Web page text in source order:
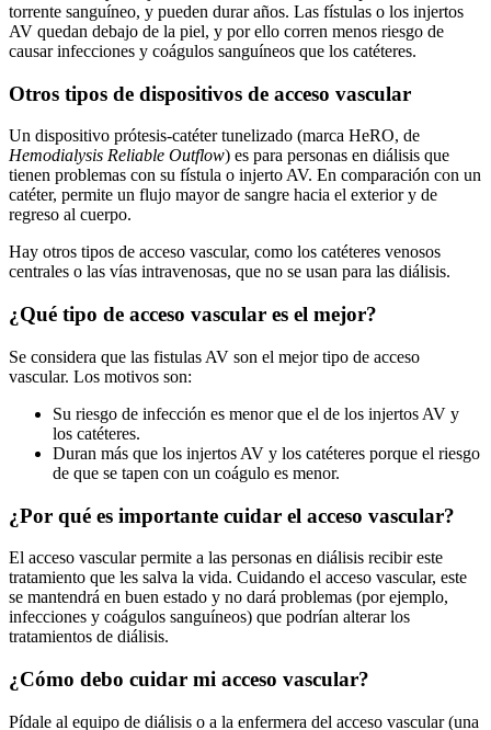
torrente sanguíneo, y pueden durar años. Las fístulas o los injertos
AV quedan debajo de la piel, y por ello corren menos riesgo de
causar infecciones y coágulos sanguíneos que los catéteres.
Otros tipos de dispositivos de acceso vascular
Un dispositivo prótesis-catéter tunelizado (marca HeRO, de
Hemodialysis Reliable Outflow) es para personas en diálisis que
tienen problemas con su fístula o injerto AV. En comparación con un
catéter, permite un flujo mayor de sangre hacia el exterior y de
regreso al cuerpo.
Hay otros tipos de acceso vascular, como los catéteres venosos
centrales o las vías intravenosas, que no se usan para las diálisis.
¿Qué tipo de acceso vascular es el mejor?
Se considera que las fistulas AV son el mejor tipo de acceso
vascular. Los motivos son:
Su riesgo de infección es menor que el de los injertos AV y
los catéteres.
Duran más que los injertos AV y los catéteres porque el riesgo
de que se tapen con un coágulo es menor.
¿Por qué es importante cuidar el acceso vascular?
El acceso vascular permite a las personas en diálisis recibir este
tratamiento que les salva la vida. Cuidando el acceso vascular, este
se mantendrá en buen estado y no dará problemas (por ejemplo,
infecciones y coágulos sanguíneos) que podrían alterar los
tratamientos de diálisis.
¿Cómo debo cuidar mi acceso vascular?
Pídale al equipo de diálisis o a la enfermera del acceso vascular (una